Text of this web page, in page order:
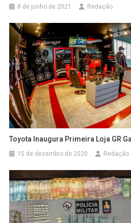
8 de junho de 2021 Redação
Toyota Inaugura Primeira Loja GR
15 de dezembro de 2020 Redação